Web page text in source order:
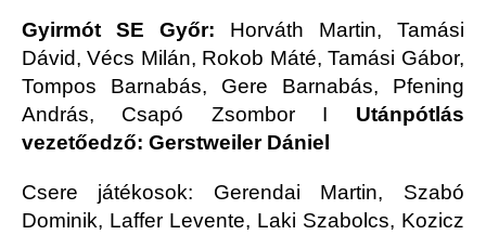
Gyirmót SE Győr: Horváth Martin, Tamási
Dávid, Vécs Milán, Rokob Máté, Tamási Gábor,
Tompos Barnabás, Gere Barnabás, Pfening
András, Csapó Zsombor I Utánpótlás
vezetőedző: Gerstweiler Dániel
Csere játékosok: Gerendai Martin, Szabó
Dominik, Laffer Levente, Laki Szabolcs, Kozicz